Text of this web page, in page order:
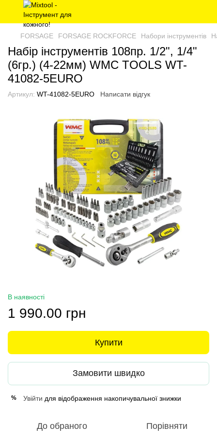
FORSAGE FORSAGE ROCKFORCE Набори інструментів
Набір інструментів 108пр. 1/2", 1/4"
(6гр.) (4-22мм) WMC TOOLS WT-
41082-5EURO
Артикул: WT-41082-5EURO Написати відгук
В наявності
1 990.00 грн
Купити
Замовити швидко
% Увійти для відображення накопичувальної знижки
До обраного Порівняти